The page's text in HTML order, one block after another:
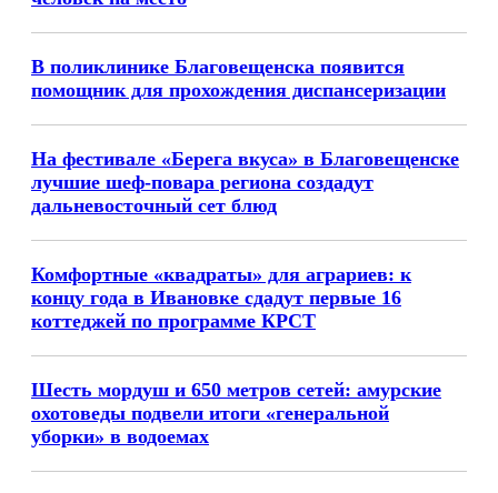
В поликлинике Благовещенска появится
помощник для прохождения диспансеризации
На фестивале «Берега вкуса» в Благовещенске
лучшие шеф-повара региона создадут
дальневосточный сет блюд
Комфортные «квадраты» для аграриев: к
концу года в Ивановке сдадут первые 16
коттеджей по программе КРСТ
Шесть мордуш и 650 метров сетей: амурские
охотоведы подвели итоги «генеральной
уборки» в водоемах